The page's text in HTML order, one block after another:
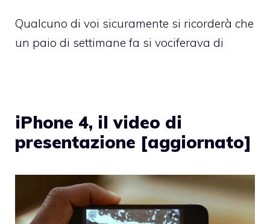
Qualcuno di voi sicuramente si ricorderà che
un paio di settimane fa si vociferava di
iPhone 4, il video di
presentazione [aggiornato]